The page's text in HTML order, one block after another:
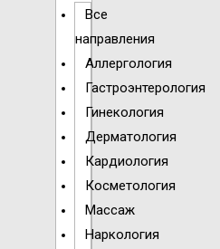
Все
направления
Аллергология
Гастроэнтерология
Гинекология
Дерматология
Кардиология
Косметология
Массаж
Наркология